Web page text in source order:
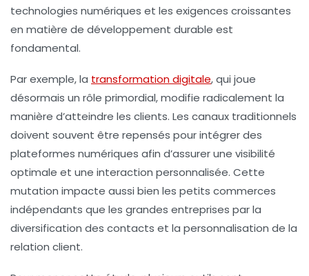
technologies numériques et les exigences croissantes
en matière de développement durable est
fondamental.
Par exemple, la transformation digitale, qui joue
désormais un rôle primordial, modifie radicalement la
manière d’atteindre les clients. Les canaux traditionnels
doivent souvent être repensés pour intégrer des
plateformes numériques afin d’assurer une visibilité
optimale et une interaction personnalisée. Cette
mutation impacte aussi bien les petits commerces
indépendants que les grandes entreprises par la
diversification des contacts et la personnalisation de la
relation client.